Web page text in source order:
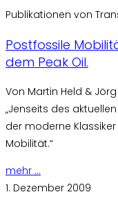
Publikationen von
Postfossile
dem Peak Oil.
Von Martin Held &
„Jenseits des
der moderne
Mobilität.“
mehr ...
1. Dezember 2009